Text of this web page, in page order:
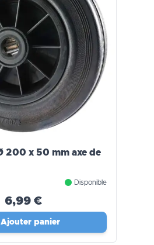
200 x 50 mm axe de
Disponible
6,99 €
Ajouter panier